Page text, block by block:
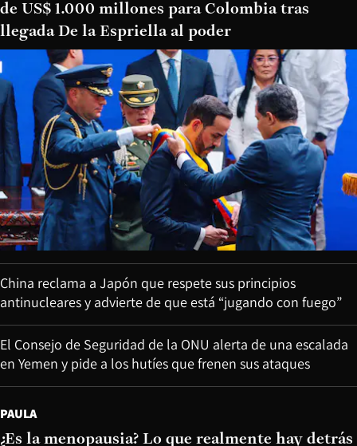
de US$ 1.000 millones para Colombia tras
llegada De la Espriella al poder
China reclama a Japón que respete sus principios
antinucleares y advierte de que está “jugando con fuego”
El Consejo de Seguridad de la ONU alerta de una escalada
en Yemen y pide a los hutíes que frenen sus ataques
PAULA
¿Es la menopausia? Lo que realmente hay detrás